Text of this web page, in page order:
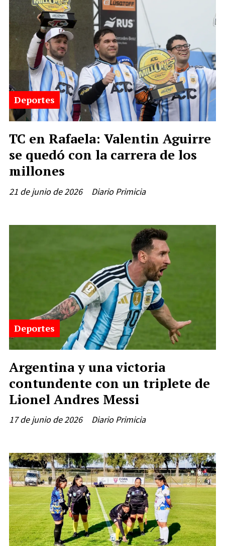
TC en Rafaela: Valentin Aguirre
se quedó con la carrera de los
millones
Diario Primicia
Deportes
21 de junio de 2026
Argentina y una victoria
contundente con un triplete de
Lionel Andres Messi
Diario Primicia
Deportes
17 de junio de 2026